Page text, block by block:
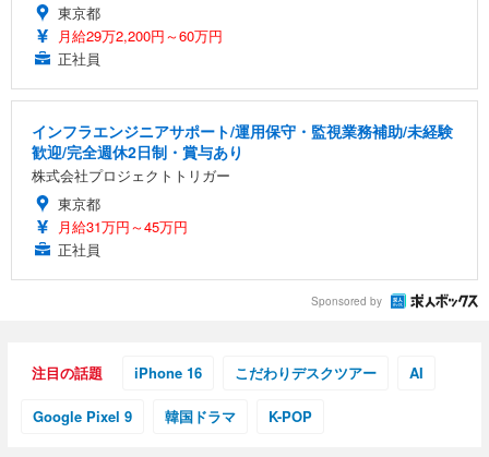
東京都
月給29万2,200円～60万円
正社員
インフラエンジニアサポート/運用保守・監視業務補助/未経験
歓迎/完全週休2日制・賞与あり
株式会社プロジェクトトリガー
東京都
月給31万円～45万円
正社員
Sponsored by
注目の話題 iPhone 16 こだわりデスクツアー AI
Google Pixel 9 韓国ドラマ K-POP